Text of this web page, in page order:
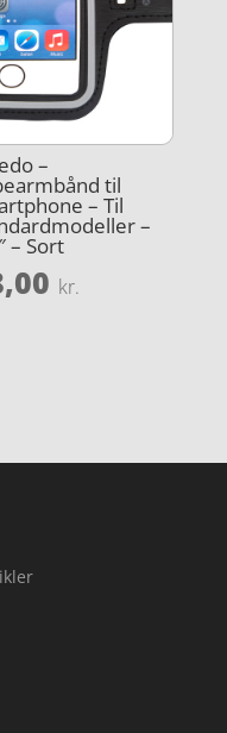
–
til
– Til
–
– Sort
kr.